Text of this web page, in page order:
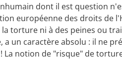
dont il est question
européenne des droits de
torture ni à des peines ou
a un caractère absolu : il ne
La notion de "risque" de